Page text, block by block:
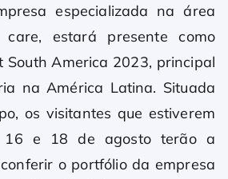
especializada na área
estará presente como
South America 2023, principal
na América Latina. Situada
os visitantes que estiverem
16 e 18 de agosto terão a
o portfólio da empresa